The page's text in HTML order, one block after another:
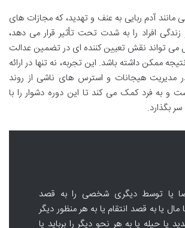
آدم ربایی به عنف و تهدید، که مجازات های
افراد را به شدت تحت تأثیر قرار می دهد،
تواند نقش تعیین کننده ای در تضمین عدالت
ممکن داشته باشد. این تجربه، نه تنها در ارائه
مدیریت هیجانات و استرس های ناشی از روند
و به فرد کمک می کند تا این دوره دشوار را با
بگذارد.
یا توسط دیگری شخصی را به قصد
مال یا به قصد انتقام یا به هر منظور دیگر
یا حیله یا به هر نحو دیگر را برباید یا